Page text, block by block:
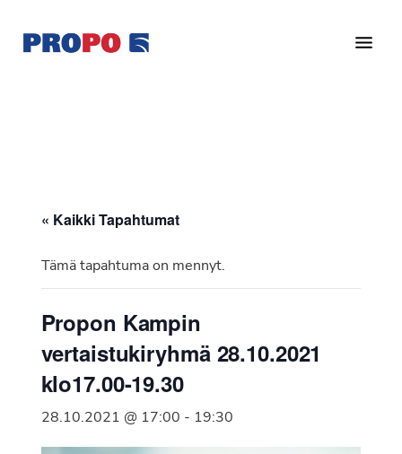
pääsisältöön
alatunnisteeseen
Ry
vuonna
Suomen
Syöpäyhdistyksen
jäsenjärjestö.
« Kaikki Tapahtumat
Tämä tapahtuma on mennyt.
Propon Kampin
vertaistukiryhmä 28.10.2021
klo17.00-19.30
28.10.2021 @ 17:00 - 19:30